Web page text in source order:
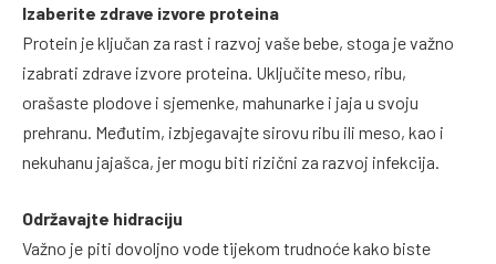
Izaberite zdrave izvore proteina
Protein je ključan za rast i razvoj vaše bebe, stoga je važno
izabrati zdrave izvore proteina. Uključite meso, ribu,
orašaste plodove i sjemenke, mahunarke i jaja u svoju
prehranu. Međutim, izbjegavajte sirovu ribu ili meso, kao i
nekuhanu jajašca, jer mogu biti rizični za razvoj infekcija.
Održavajte hidraciju
Važno je piti dovoljno vode tijekom trudnoće kako biste